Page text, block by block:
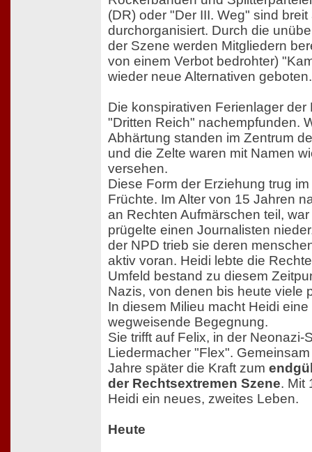
(DR) oder "Der III. Weg" sind
durchorganisiert. Durch die
der Szene werden Mitgliedern
von einem Verbot bedrohter)
wieder neue Alternativen geboten.
Die konspirativen Ferienlager der
"Dritten Reich" nachempfunden.
Abhärtung standen im Zentrum
und die Zelte waren mit Namen
versehen.
Diese Form der Erziehung trug
Früchte. Im Alter von 15 Jahren
an Rechten Aufmärschen teil,
prügelte einen Journalisten
der NPD trieb sie deren
aktiv voran. Heidi lebte die
Umfeld bestand zu diesem
Nazis, von denen bis heute viele
In diesem Milieu macht Heidi
wegweisende Begegnung.
Sie trifft auf Felix, in der Neonazi-
Liedermacher "Flex".
Jahre später die Kraft zum
der Rechtsextremen Szene. Mit
Heidi ein neues, zweites Leben.
Heute